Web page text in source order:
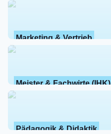
Marketing & Vertrieb
Meister & Fachwirte (IHK)
Pädagogik & Didaktik